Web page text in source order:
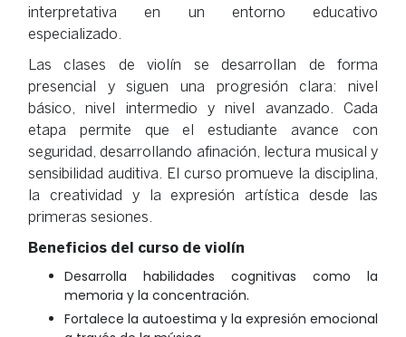
interpretativa en un entorno educativo
especializado.
Las clases de violín se desarrollan de forma
presencial y siguen una progresión clara: nivel
básico, nivel intermedio y nivel avanzado. Cada
etapa permite que el estudiante avance con
seguridad, desarrollando afinación, lectura musical y
sensibilidad auditiva. El curso promueve la disciplina,
la creatividad y la expresión artística desde las
primeras sesiones.
Beneficios del curso de violín
Desarrolla habilidades cognitivas como la
memoria y la concentración.
Fortalece la autoestima y la expresión emocional